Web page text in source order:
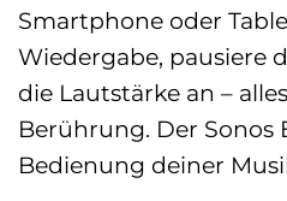
Smartphone oder
Wiedergabe, pausiere
die Lautstärke an –
Berührung. Der Sonos
Bedienung deiner